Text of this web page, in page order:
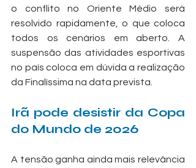
o conflito no Oriente Médio será
resolvido rapidamente, o que coloca
todos os cenários em aberto. A
suspensão das atividades esportivas
no país coloca em dúvida a realização
da Finalíssima na data prevista.
Irã pode desistir da Copa
do Mundo de 2026
A tensão ganha ainda mais relevância